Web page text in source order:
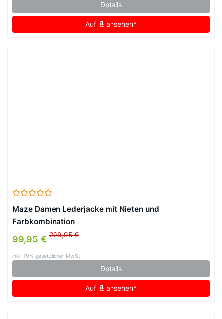
Details
Auf ansehen*
Maze Damen Lederjacke mit Nieten und
Farbkombination
99,95 € 299,95 €
inkl. 19% gesetzlicher MwSt.
Details
Auf ansehen*